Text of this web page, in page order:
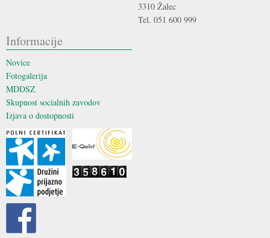
3310 Žalec
Tel. 051 600 999
Informacije
Novice
Fotogalerija
MDDSZ
Skupnost socialnih zavodov
Izjava o dostopnosti